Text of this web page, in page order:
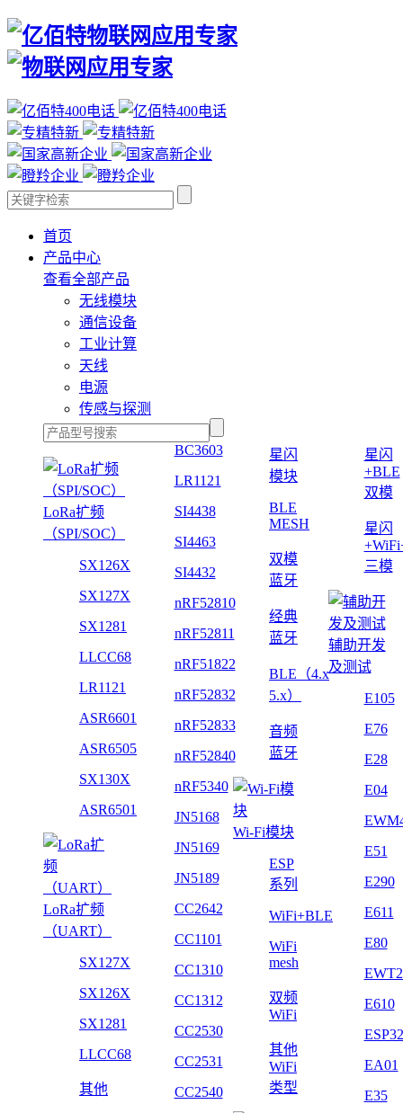
首页
产品中心
查看全部产品
无线模块
通信设备
工业计算
天线
电源
传感与探测
LoRa扩频
（SPI/SOC）
SX126X
SX127X
SX1281
LLCC68
LR1121
ASR6601
ASR6505
SX130X
ASR6501
LoRa扩频
（UART）
SX127X
SX126X
SX1281
LLCC68
其他
BC3603
LR1121
SI4438
SI4463
SI4432
nRF52810
nRF52811
nRF51822
nRF52832
nRF52833
nRF52840
nRF5340
JN5168
JN5169
JN5189
CC2642
CC1101
CC1310
CC1312
CC2530
CC2531
CC2540
星闪
模块
BLE
MESH
双模
蓝牙
经典
蓝牙
BLE（4.x
5.x）
音频
蓝牙
Wi-Fi模块
ESP
系列
WiFi+BLE
WiFi
mesh
双频
WiFi
其他
WiFi
类型
星闪
+BLE
双模
星闪
三模
辅助开发
及测试
E105
E76
E28
E04
E51
E290
E611
E80
E610
ESP32
EA01
E35